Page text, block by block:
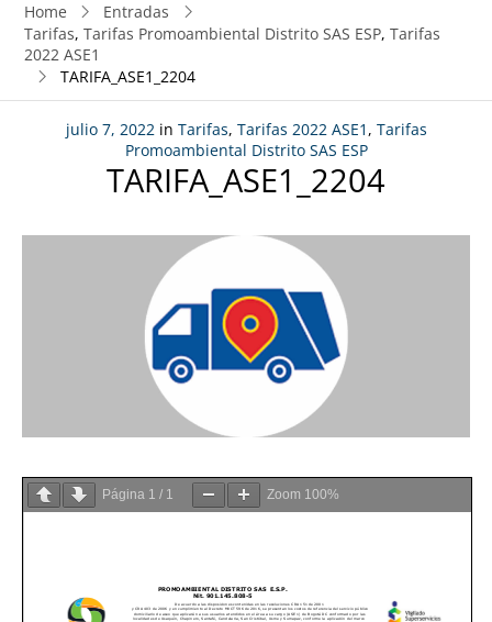
Home
Entradas
Tarifas, Tarifas Promoambiental Distrito SAS ESP, Tarifas
2022 ASE1
TARIFA_ASE1_2204
julio 7, 2022in Tarifas, Tarifas 2022 ASE1 , Tarifas
Promoambiental Distrito SAS ESP
TARIFA_ASE1_2204
Página 1 / 1 Zoom 100%